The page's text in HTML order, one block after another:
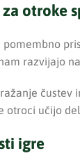
otroke
razvijajo
čustev
otroci učijo
igre